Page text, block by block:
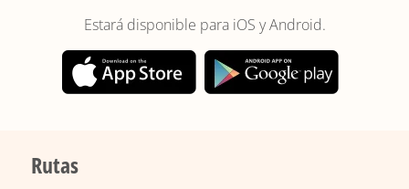
Estará disponible para iOS y Android.
Rutas